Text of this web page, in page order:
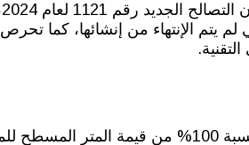
لم يتم الإنتهاء من إنشائها، كما
أشارت التعديلات الجديدة أنه يتم تحديد قيمة السداد بناءً على حجم